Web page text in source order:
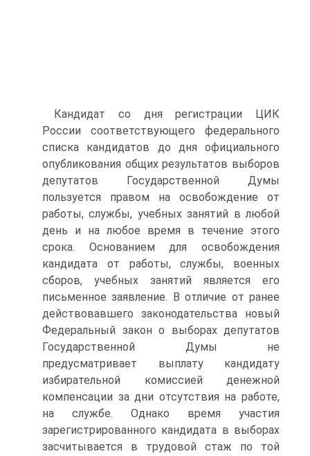
Кандидат со дня регистрации ЦИК
России соответствующего федерального
списка кандидатов до дня официального
опубликования общих результатов выборов
депутатов Государственной Думы
пользуется правом на освобождение от
работы, службы, учебных занятий в любой
день и на любое время в течение этого
срока. Основанием для освобождения
кандидата от работы, службы, военных
сборов, учебных занятий является его
письменное заявление. В отличие от ранее
действовавшего законодательства новый
Федеральный закон о выборах депутатов
Государственной Думы не
предусматривает выплату кандидату
избирательной комиссией денежной
компенсации за дни отсутствия на работе,
на службе. Однако время участия
зарегистрированного кандидата в выборах
засчитывается в трудовой стаж по той